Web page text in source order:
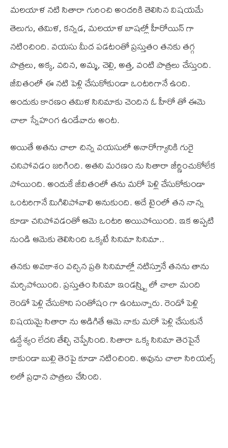
మలయాళ నటి సితారా గురించి అందరికి తెలిసిన విషయమే
తెలుగు, తమిళ, కన్నడ, మలయాళ బాషల్లో హీరోయిన్ గా
నటించింది. వయసు మీద పడటంతో ప్రస్తుతం తనకు తగ్గ
పాత్రలు, అక్క, వదిన, అమ్మ, చెల్లి, అత్త, వంటి పాత్రలు చేస్తుంది.
జీవితంలో ఈ నటి పెళ్లి చేసుకోకుండా ఒంటరిగానే ఉంది.
అందుకు కారణం తమిళ సినిమాకు చెందిన ఓ హీరో తో ఈమె
చాలా స్నేహంగ ఉండేవారు అంట.
అయితే అతను చాలా చిన్న వయసులో అనారోగ్యానికి గురై
చనిపోవడం జరిగింది. అతని మరణం ను సితారా జీర్ణించుకోలేక
పోయింది. అందుకే జీవితంలో తను మరో పెళ్లి చేసుకోకుండా
ఒంటరిగానే మిగిలిపోవాలి అనుకుంది. అదే టైంలో తన నాన్న
కూడా చనిపోవడంతో ఆమె ఒంటరి అయిపోయింది. ఇక అప్పటి
నుండి ఆమెకు తెలిసింది ఒక్కటే సినిమా సినిమా..
తనకు అవకాశం వచ్చిన ప్రతి సినిమాల్లో నటిస్తూనే తనను తాను
మర్చిపోయింది. ప్రస్తుతం సినిమా ఇండస్ష్ట్రి లో చాలా మంది
రెండో పెళ్లి చేసుకొని సంతోషం గా ఉంటున్నారు. రెండో పెళ్లి
విషయమై సితారా ను అడిగితే ఆమె నాకు మరో పెళ్లి చేసుకునే
ఉద్దేశ్యం లేదని తేల్చి చెప్పేసింది. సితారా ఒక్క సినిమా తెరపైనే
కాకుండా బుల్లి తెరపై కూడా నటించింది. అవును చాలా సిరియల్స్
లలో ప్రధాన పాత్రలు చేసింది.